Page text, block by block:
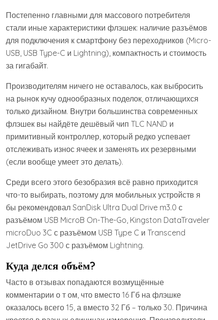
Постепенно главными для массового потребителя
стали иные характеристики флэшек: наличие разъёмов
для подключения к смартфону без переходников (Micro-
USB, USB Type-C и Lightning), компактность и стоимость
за гигабайт.
Производителям ничего не оставалось, как выбросить
на рынок кучу однообразных поделок, отличающихся
только дизайном. Внутри большинства современных
флэшек вы найдёте дешёвый чип TLC NAND и
примитивный контроллер, который редко успевает
отслеживать износ ячеек и заменять их резервными
(если вообще умеет это делать).
Среди всего этого безобразия всё равно приходится
что-то выбирать, поэтому для мобильных устройств я
бы рекомендовал SanDisk Ultra Dual Drive m3.0 с
разъёмом USB MicroB On-The-Go, Kingston DataTraveler
microDuo 3C с разъёмом USB Type C и Transcend
JetDrive Go 300 с разъёмом Lightning.
Куда делся объём?
Часто в отзывах попадаются возмущённые
комментарии о т ом, что вместо 16 Гб на флэшке
оказалось всего 15, а вместо 32 Гб – только 30. Причина